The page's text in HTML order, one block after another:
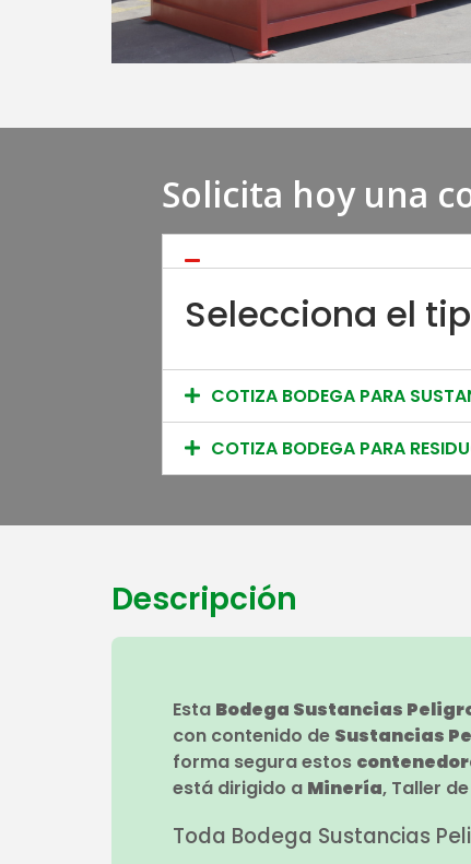
Solicita hoy una
Selecciona el
COTIZA BODEGA PARA
COTIZA BODEGA PARA
Descripción
Esta Bodega Sustancias
con contenido de Sustancias
forma segura estos
está dirigido a Minería, Taller
Toda Bodega Sustancias